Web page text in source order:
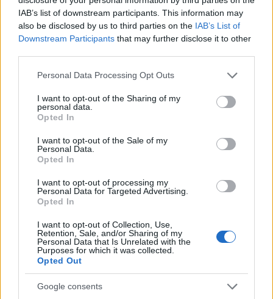
IAB’s list of downstream participants. This information may
also be disclosed by us to third parties on the IAB’s List of
Downstream Participants that may further disclose it to other
Please note that this website/app uses one or more Google
not limited to your visit or usage behaviour. You may click to
grant or deny consent to Google and its third-party tags to
use your data for below specified purposes in below Google
consent section.
Personal Data Processing Opt Outs
I want to opt-out of the Sharing of my
personal data.
Opted In
I want to opt-out of the Sale of my
Personal Data.
Opted In
I want to opt-out of processing my
Personal Data for Targeted Advertising.
Opted In
I want to opt-out of Collection, Use,
Retention, Sale, and/or Sharing of my
Personal Data that Is Unrelated with the
Purposes for which it was collected.
Opted Out
Google consents
Ανάγκη για συμμετρία, τάξη ή ακρίβεια
Καταναγκασμοί (Compulsions)
Οι καταναγκασμοί είναιεπαναλαμβανόμενες
συμπεριφορές ή νοητικές πράξεις
που το άτομο
αισθάνεται ότι πρέπει να εκτελέσει ως απάντηση
αποτρέψει ένα φανταστικό καταστροφικό γεγονός.
Παραδείγματα καταναγκασμών:
Υπερβολικό πλύσιμο χεριών ή καθαριότητα
Συνεχής έλεγχος (κουζίνας, πορτών,
διακοπτών)
Επανάληψη λέξεων ή αριθμών με “μαγικό”
τρόπο